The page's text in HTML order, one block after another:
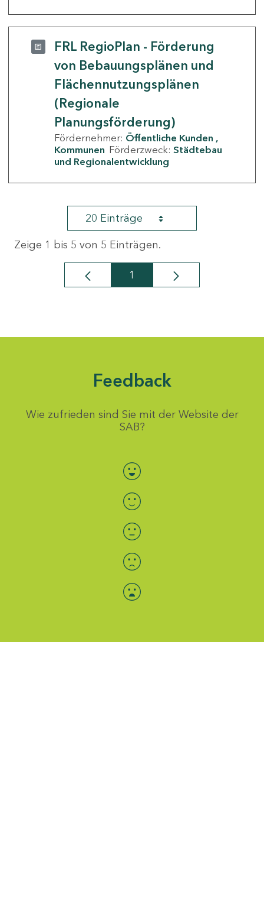
FRL RegioPlan - Förderung
von Bebauungsplänen und
Flächennutzungsplänen
(Regionale
Planungsförderung)
Fördernehmer: Öffentliche Kunden
Kommunen Förderzweck: Städtebau
und Regionalentwicklung
20 Einträge
Zeige 1 bis 5 von 5 Einträgen.
Seite
1
Feedback
Wie zufrieden sind Sie mit der Website der
SAB?
Bewertung auswählen